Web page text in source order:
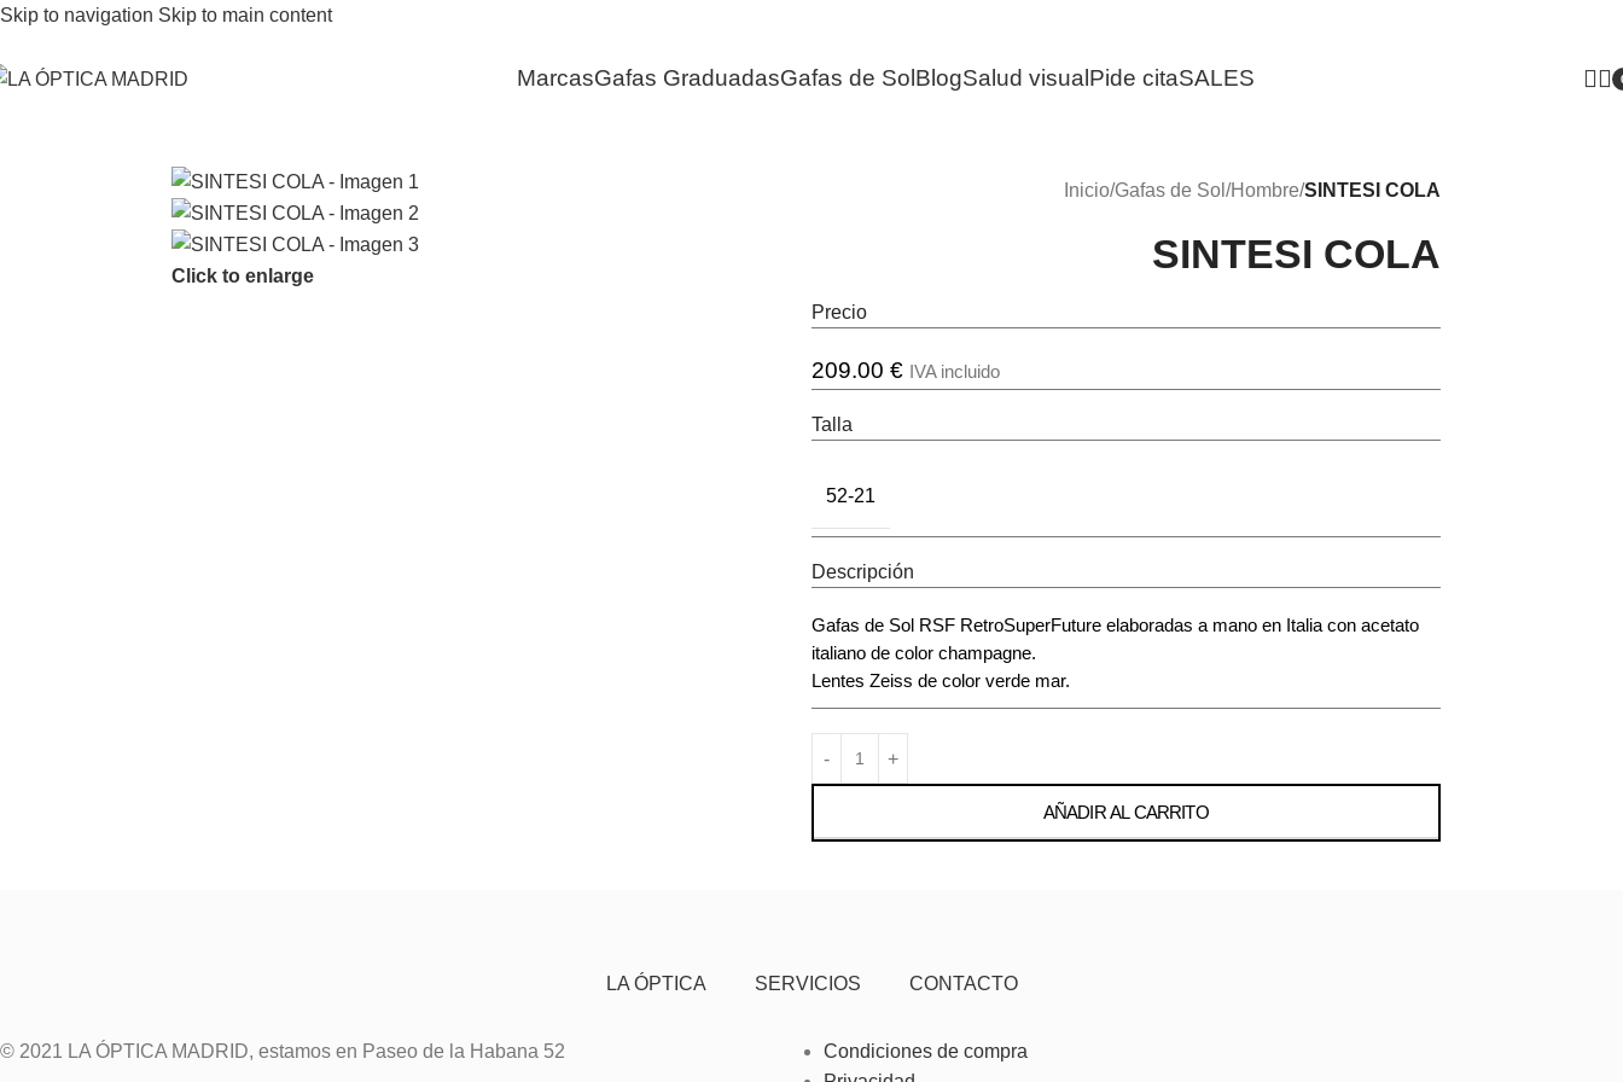
Skip to navigation Skip to main content
MarcasGafas GraduadasGafas de Sol BlogSalud visual Pide citaSALES
Click to enlarge
Inicio/Gafas de Sol /Hombre/SINTESI COLA
SINTESI COLA
Precio
209.00 € IVA incluido
Talla
52-21
Descripción
Gafas de Sol RSF RetroSuperFuture elaboradas a mano en Italia con acetato
italiano de color champagne.
Lentes Zeiss de color verde mar.
AÑADIR AL CARRITO
LA ÓPTICA SERVICIOS CONTACTO
© 2021 LA ÓPTICA MADRID, estamos en Paseo de la Habana 52
Condiciones de compra